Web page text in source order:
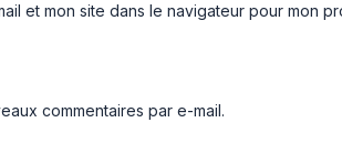
et mon site dans le navigateur pour mon
commentaires par e-mail.